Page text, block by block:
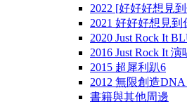
2022 [好好好想見
2021 好好好想見到
2020 Just Rock It
2016 Just Rock It 演
2015 超犀利趴6
2012 無限創造
書籍與其他周邊